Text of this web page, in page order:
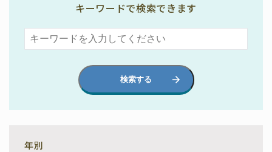
キーワードで検索できます
検索する
年別